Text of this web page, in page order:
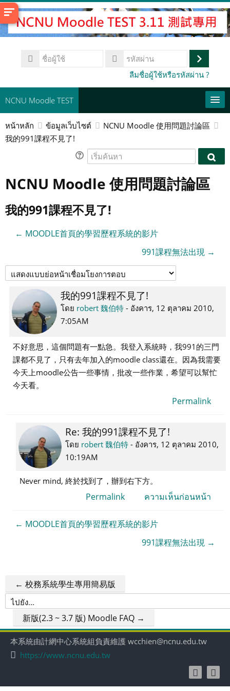
ข้าม
ไป
ที่
ชื่อ
เข้า
ระบบ
ลืมชื่อผู้ใช้หรือรหัสผ่าน ?
NCNU Moodle TEST
常用連結
รายวิชา
หน้าหลัก ข้อมูลเว็บไซต์
NCNU Moodle 使用問題討論區
我的991課程不見了!
เริ่ม
เริ่ม
NCNU Moodle 使用問題討論區
我的991課程不見了!
← MOODLE首頁的學習歷程系統的影片
991課程無法出現 →
我的991課程不見了!
โดย robert 魏伯特 - อังคาร, 12 ตุลาคม 2010,
7:05AM
Number
of
replies:
不好意思，這個問題有一點急。我登入系統時，我991的三門
課都不見了，只有去年加入的moodle class還在。因為我需要
今天上moodle公告一些事情，批改一些作業，希望可以幫忙
今天看。
Permalink
In
reply
to
魏
Re: 我的991課程不見了!
โดย robert 魏伯特- อังคาร, 12 ตุลาคม 2010,
10:19AM
Never mind, 終於找到了，辦到右下方。
Permalink ความเห็นก่อนหน้า
← MOODLE首頁的學習歷程系統的影片
991課程無法出現 →
← 校務系統學生專用簡易版
ไป
新版(2.3 ~ 3.7 版) Moodle FAQ →
本系統由計網中心系統組負責維護 wcchien@ncnu.edu.tw
https://www.ncnu.edu.tw